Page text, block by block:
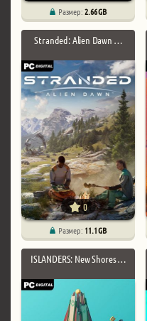
Размер:2.66 GB
Stranded: Alien Dawn …
0
Размер: 11.1 GB
ISLANDERS: New Shores …